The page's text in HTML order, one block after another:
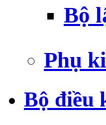
Bộ
Phụ
Bộ điều